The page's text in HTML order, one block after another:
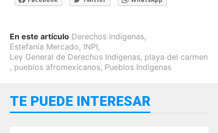
En este artículo Derechos indígenas,
Estefanía Mercado, INPI,
Ley General de Derechos Indígenas, playa del carmen
, pueblos afromexicanos, Pueblos Indígenas
TE PUEDE INTERESAR